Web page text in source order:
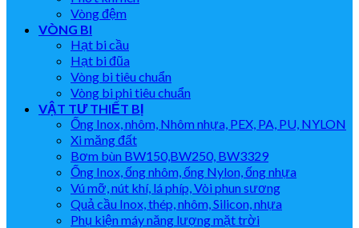
Vòng đệm
VÒNG BI
Hạt bi cầu
Hạt bi đũa
Vòng bi tiêu chuẩn
Vòng bi phi tiêu chuẩn
VẬT TƯ THIẾT BỊ
Ống Inox, nhôm, Nhôm nhựa, PEX, PA, PU, NYLON
Xi măng đất
Bơm bùn BW150,BW250, BW3329
Ống Inox, ống nhôm, ống Nylon, ống nhựa
Vú mỡ, nút khí, lá phíp, Vòi phun sương
Quả cầu Inox, thép, nhôm, Silicon, nhựa
Phụ kiện máy năng lượng mặt trời